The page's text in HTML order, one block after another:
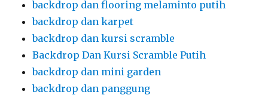
backdrop dan flooring melaminto putih
backdrop dan karpet
backdrop dan kursi scramble
Backdrop Dan Kursi Scramble Putih
backdrop dan mini garden
backdrop dan panggung